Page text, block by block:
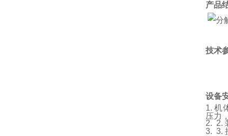
产品
技术
设备
1. 机
压力
2. 2.
3. 3.